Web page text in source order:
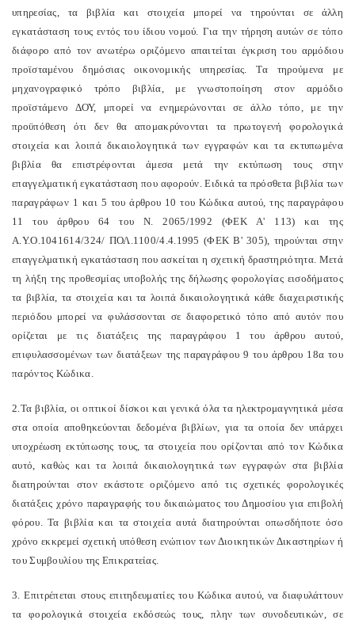
υπηρεσίας, τα βιβλία και στοιχεία μπορεί να τηρούνται σε άλλη
εγκατάσταση τους εντός του ίδιου νομού. Για την τήρηση αυτών σε τόπο
διάφορο από τον ανωτέρω οριζόμενο απαιτείται έγκριση του αρμόδιου
προϊσταμένου δημόσιας οικονομικής υπηρεσίας. Τα τηρούμενα με
μηχανογραφικό τρόπο βιβλία, με γνωστοποίηση στον αρμόδιο
προϊστάμενο ΔΟΥ, μπορεί να ενημερώνονται σε άλλο τόπο, με την
προϋπόθεση ότι δεν θα απομακρύνονται τα πρωτογενή φορολογικά
στοιχεία και λοιπά δικαιολογητικά των εγγραφών και τα εκτυπωμένα
βιβλία θα επιστρέφονται άμεσα μετά την εκτύπωση τους στην
επαγγελματική εγκατάσταση που αφορούν. Ειδικά τα πρόσθετα βιβλία των
παραγράφων 1 και 5 του άρθρου 10 του Κώδικα αυτού, της παραγράφου
11 του άρθρου 64 του Ν. 2065/1992 (ΦΕΚ Α' 113) και της
Α.Υ.Ο.1041614/324/ ΠΟΛ.1100/4.4.1995 (ΦΕΚ Β' 305), τηρούνται στην
επαγγελματική εγκατάσταση που ασκείται η σχετική δραστηριότητα. Μετά
τη λήξη της προθεσμίας υποβολής της δήλωσης φορολογίας εισοδήματος
τα βιβλία, τα στοιχεία και τα λοιπά δικαιολογητικά κάθε διαχειριστικής
περιόδου μπορεί να φυλάσσονται σε διαφορετικό τόπο από αυτόν που
ορίζεται με τις διατάξεις της παραγράφου 1 του άρθρου αυτού,
επιφυλασσομένων των διατάξεων της παραγράφου 9 του άρθρου 18α του
παρόντος Κώδικα.
2.Τα βιβλία, οι οπτικοί δίσκοι και γενικά όλα τα ηλεκτρομαγνητικά μέσα
στα οποία αποθηκεύονται δεδομένα βιβλίων, για τα οποία δεν υπάρχει
υποχρέωση εκτύπωσης τους, τα στοιχεία που ορίζονται από τον Κώδικα
αυτό, καθώς και τα λοιπά δικαιολογητικά των εγγραφών στα βιβλία
διατηρούνται στον εκάστοτε οριζόμενο από τις σχετικές φορολογικές
διατάξεις χρόνο παραγραφής του δικαιώματος του Δημοσίου για επιβολή
φόρου. Τα βιβλία και τα στοιχεία αυτά διατηρούνται οπωσδήποτε όσο
χρόνο εκκρεμεί σχετική υπόθεση ενώπιον των Διοικητικών Δικαστηρίων ή
του Συμβουλίου της Επικρατείας.
3. Επιτρέπεται στους επιτηδευματίες του Κώδικα αυτού, να διαφυλάττουν
τα φορολογικά στοιχεία εκδόσεώς τους, πλην των συνοδευτικών, σε